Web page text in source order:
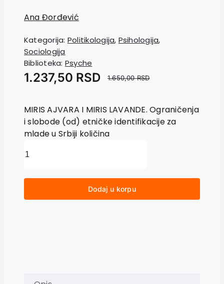
Ana Đorđević
Kategorija: Politikologija, Psihologija,
Sociologija
Biblioteka: Psyche
1.650,00RSD
1.237,50 RSD
MIRIS AJVARA I MIRIS LAVANDE. Ograničenja
i slobode (od) etničke identifikacije za
mlade u Srbiji količina
Dodaj u korpu